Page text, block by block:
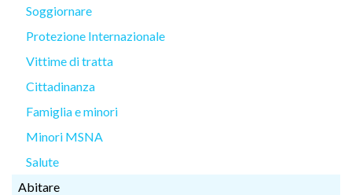
Soggiornare
Protezione Internazionale
Vittime di tratta
Cittadinanza
Famiglia e minori
Minori MSNA
Salute
Abitare